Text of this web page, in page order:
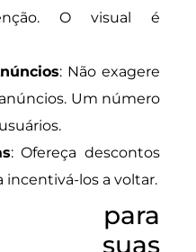
O visual é
: Não exagere
Um número
: Ofereça descontos
incentivá-los a voltar.
para
suas